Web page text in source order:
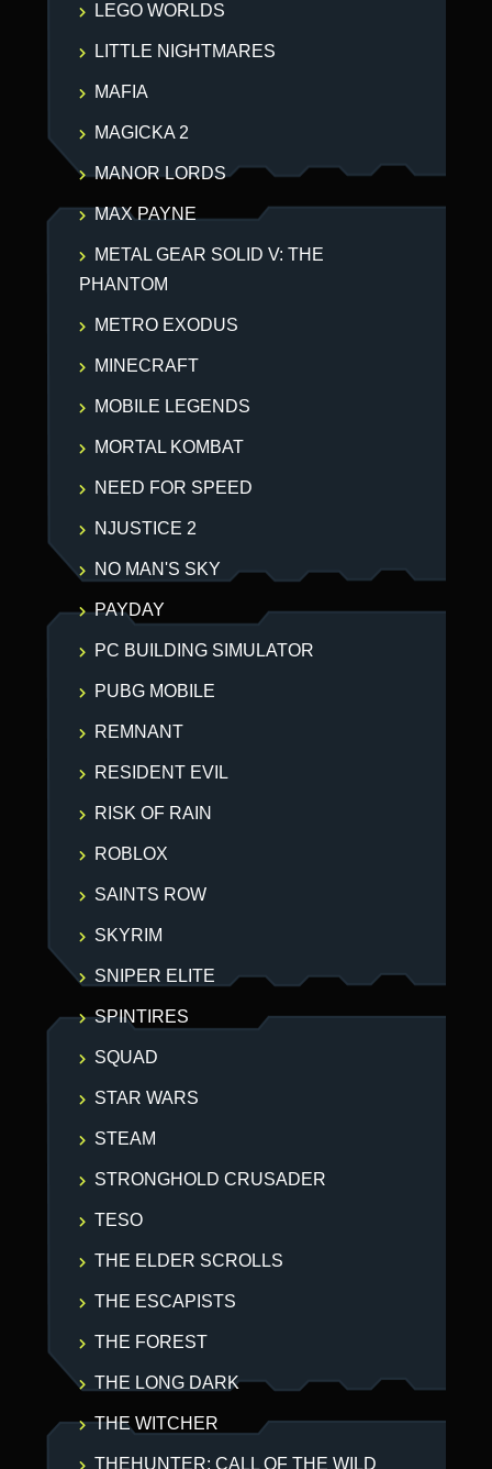
LEGO WORLDS
LITTLE NIGHTMARES
MAFIA
MAGICKA 2
MANOR LORDS
MAX PAYNE
METAL GEAR SOLID V: THE
PHANTOM
METRO EXODUS
MINECRAFT
MOBILE LEGENDS
MORTAL KOMBAT
NEED FOR SPEED
NJUSTICE 2
NO MAN'S SKY
PAYDAY
PC BUILDING SIMULATOR
PUBG MOBILE
REMNANT
RESIDENT EVIL
RISK OF RAIN
ROBLOX
SAINTS ROW
SKYRIM
SNIPER ELITE
SPINTIRES
SQUAD
STAR WARS
STEAM
STRONGHOLD CRUSADER
TESO
THE ELDER SCROLLS
THE ESCAPISTS
THE FOREST
THE LONG DARK
THE WITCHER
THEHUNTER: CALL OF THE WILD